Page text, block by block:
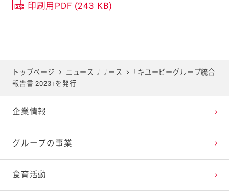
印刷用PDF (243 KB)
トップページ ニュースリリース
「キユーピーグループ統合
報告書 2023」を発行
企業情報
グループの事業
食育活動